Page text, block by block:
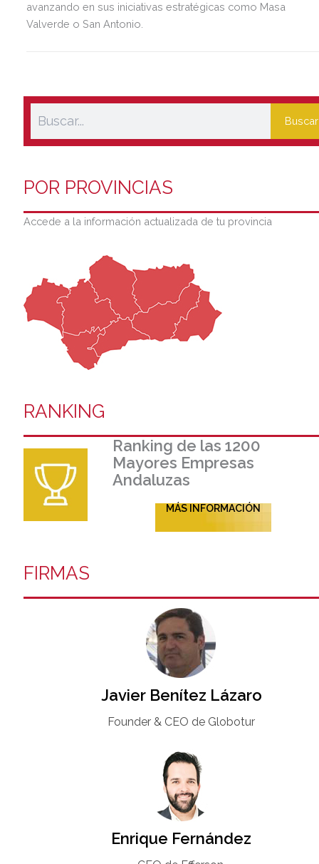
avanzando en sus iniciativas estratégicas como Masa
Valverde o San Antonio.
Buscar
POR PROVINCIAS
Accede a la información actualizada de tu provincia
RANKING
Ranking de las 1200
Mayores Empresas
Andaluzas
MÁS INFORMACIÓN
FIRMAS
Javier Benítez Lázaro
Founder & CEO de Globotur​
Enrique Fernández